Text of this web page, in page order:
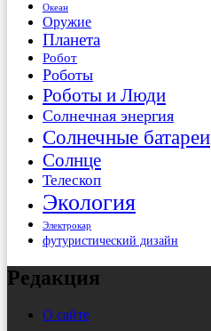
Океан
Оружие
Планета
Робот
Роботы
Роботы и Люди
Солнечная энергия
Солнечные батареи
Солнце
Телескоп
Экология
Электрокар
футуристический дизайн
Редакция
О сайте